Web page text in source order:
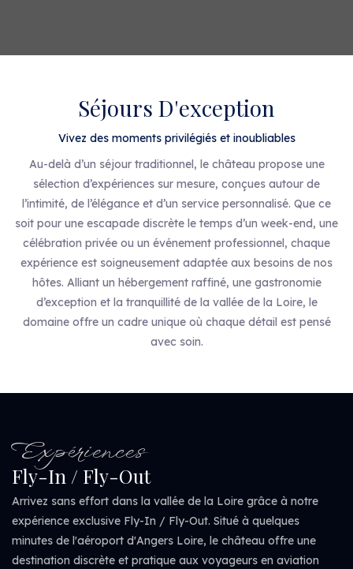
Séjours D'exception
Vivez des moments privilégiés et inoubliables
Au-delà d’un séjour traditionnel, le château propose une
sélection d’expériences sur mesure, conçues autour de
l’intimité, de l’élégance et d’un service personnalisé. Que ce
soit pour une escapade discrète le temps d’un week-end, une
célébration privée ou un événement professionnel, chaque
expérience est soigneusement adaptée aux besoins de nos
hôtes. Alliant un hébergement raffiné, une gastronomie
d’exception et la tranquillité de la vallée de la Loire, le
domaine offre un cadre unique où chaque détail est pensé
avec soin.
Expériences
Fly-In / Fly-Out
Arrivez sans effort dans la vallée de la Loire grâce à notre
expérience exclusive Fly-In / Fly-Out. Situé à quelques
minutes de l'aéroport d'Angers Loire, le château offre une
destination discrète et pratique aux voyageurs en aviation